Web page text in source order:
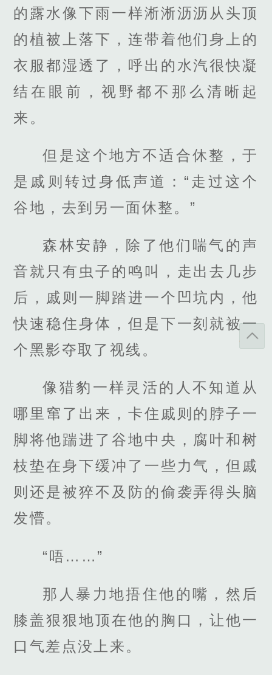
的露水像下雨一样淅淅沥沥从头顶
的植被上落下，连带着他们身上的
衣服都湿透了，呼出的水汽很快凝
结在眼前，视野都不那么清晰起
来。
但是这个地方不适合休整，于
是戚则转过身低声道：“走过这个
谷地，去到另一面休整。”
森林安静，除了他们喘气的声
音就只有虫子的鸣叫，走出去几步
后，戚则一脚踏进一个凹坑内，他
快速稳住身体，但是下一刻就被一
个黑影夺取了视线。
像猎豹一样灵活的人不知道从
哪里窜了出来，卡住戚则的脖子一
脚将他踹进了谷地中央，腐叶和树
枝垫在身下缓冲了一些力气，但戚
则还是被猝不及防的偷袭弄得头脑
发懵。
“唔……”
那人暴力地捂住他的嘴，然后
膝盖狠狠地顶在他的胸口，让他一
口气差点没上来。